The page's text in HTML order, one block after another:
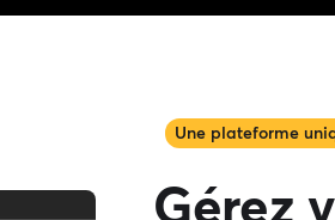
Une plateforme
Gérez